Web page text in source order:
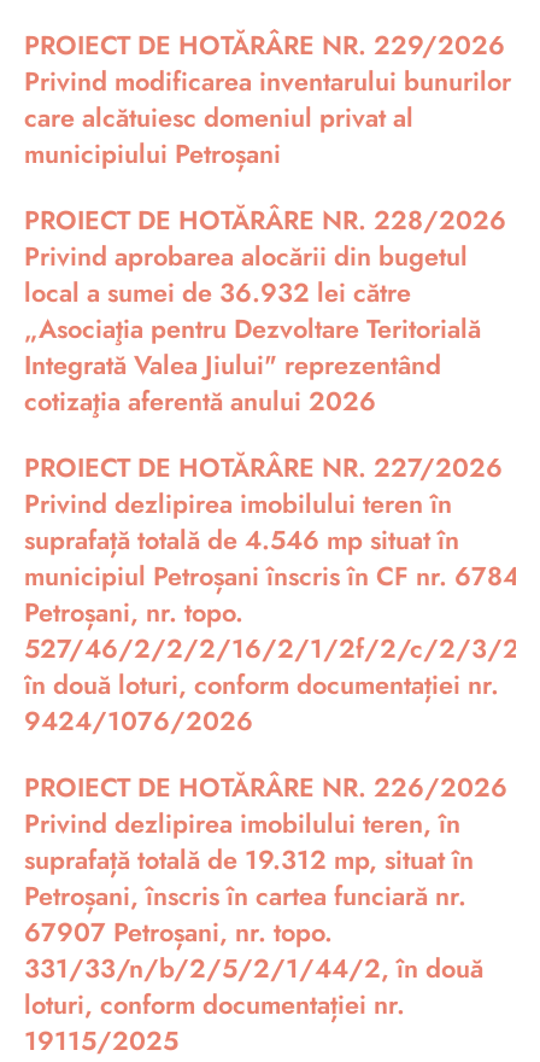
PROIECT DE HOTĂRÂRE NR. 229/2026
Privind modificarea inventarului bunurilor
care alcătuiesc domeniul privat al
municipiului Petroșani
PROIECT DE HOTĂRÂRE NR. 228/2026
Privind aprobarea alocării din bugetul
local a sumei de 36.932 lei către
„Asociaţia pentru Dezvoltare Teritorială
Integrată Valea Jiului" reprezentând
cotizaţia aferentă anului 2026
PROIECT DE HOTĂRÂRE NR. 227/2026
Privind dezlipirea imobilului teren în
suprafață totală de 4.546 mp situat în
municipiul Petroșani înscris în CF nr. 67848
Petroșani, nr. topo.
527/46/2/2/2/16/2/1/2f/2/c/2/3/
în două loturi, conform documentației nr.
9424/1076/2026
PROIECT DE HOTĂRÂRE NR. 226/2026
Privind dezlipirea imobilului teren, în
suprafață totală de 19.312 mp, situat în
Petroșani, înscris în cartea funciară nr.
67907 Petroșani, nr. topo.
331/33/n/b/2/5/2/1/44/2, în două
loturi, conform documentației nr.
19115/2025